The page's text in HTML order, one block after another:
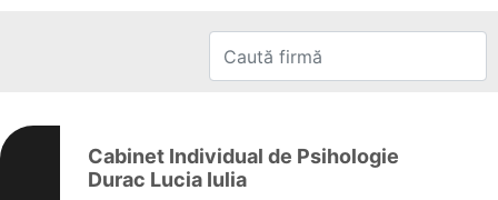
Cabinet Individual de Psihologie
Durac Lucia Iulia